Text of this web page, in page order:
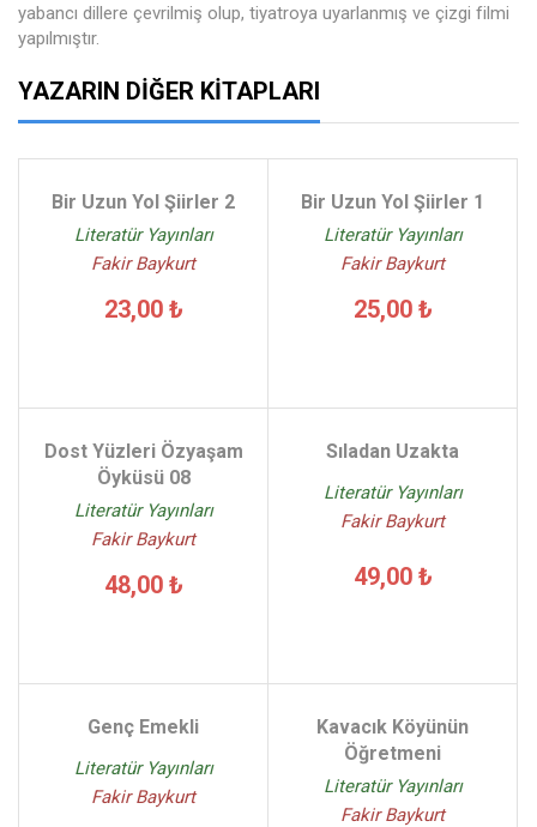
yabancı dillere çevrilmiş olup, tiyatroya uyarlanmış ve çizgi filmi
yapılmıştır.
YAZARIN DIĞER KITAPLARI
Bir Uzun Yol Şiirler 2
Literatür Yayınları
Fakir Baykurt
23,00 ₺
Bir Uzun Yol Şiirler 1
Literatür Yayınları
Fakir Baykurt
25,00 ₺
Dost Yüzleri Özyaşam
Öyküsü 08
Literatür Yayınları
Fakir Baykurt
48,00 ₺
Sıladan Uzakta
Literatür Yayınları
Fakir Baykurt
49,00 ₺
Genç Emekli
Literatür Yayınları
Fakir Baykurt
Kavacık Köyünün
Öğretmeni
Literatür Yayınları
Fakir Baykurt